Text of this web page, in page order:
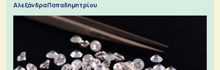
Αλεξάνδρα Παπαδημητρίου